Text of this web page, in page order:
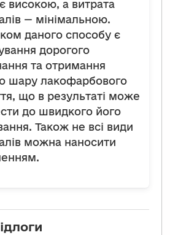
високою, а витрата
— мінімальною.
даного способу є
дорогого
та отримання
шару лакофарбового
що в результаті може
до швидкого його
Також не всі види
можна наносити